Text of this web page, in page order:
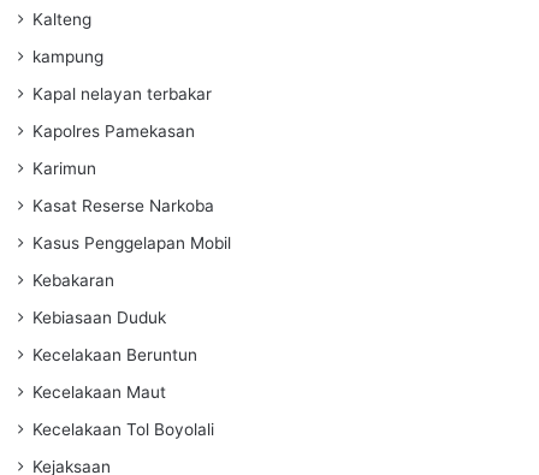
Kalteng
kampung
Kapal nelayan terbakar
Kapolres Pamekasan
Karimun
Kasat Reserse Narkoba
Kasus Penggelapan Mobil
Kebakaran
Kebiasaan Duduk
Kecelakaan Beruntun
Kecelakaan Maut
Kecelakaan Tol Boyolali
Kejaksaan